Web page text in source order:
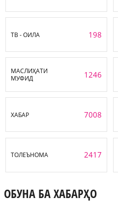
ТВ - ОИЛА 198
МАСЛИҲАТИ
МУФИД
1246
ХАБАР 7008
ТОЛЕЪНОМА 2417
ОБУНА БА ХАБАРҲО